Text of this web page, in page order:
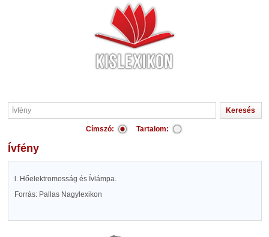
Címszó: Tartalom:
Ívfény
l. Hőelektromosság és Ívlámpa.
Forrás: Pallas Nagylexikon